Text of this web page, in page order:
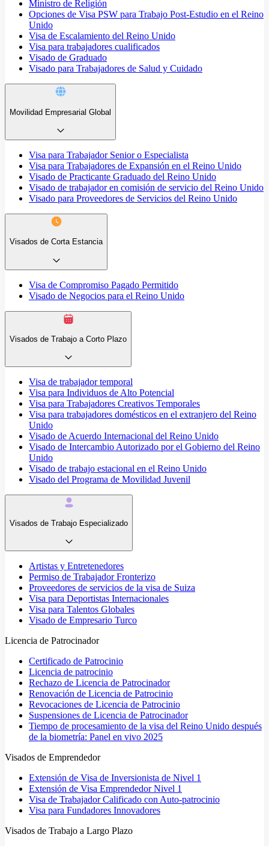
Ministro de Religión
Opciones de Visa PSW para Trabajo Post-Estudio en el Reino
Unido
Visa de Escalamiento del Reino Unido
Visa para trabajadores cualificados
Visado de Graduado
Visado para Trabajadores de Salud y Cuidado
Movilidad Empresarial Global
Visa para Trabajador Senior o Especialista
Visa para Trabajadores de Expansión en el Reino Unido
Visado de Practicante Graduado del Reino Unido
Visado de trabajador en comisión de servicio del Reino Unido
Visado para Proveedores de Servicios del Reino Unido
Visados de Corta Estancia
Visa de Compromiso Pagado Permitido
Visado de Negocios para el Reino Unido
Visados de Trabajo a Corto Plazo
Visa de trabajador temporal
Visa para Individuos de Alto Potencial
Visa para Trabajadores Creativos Temporales
Visa para trabajadores domésticos en el extranjero del Reino
Unido
Visado de Acuerdo Internacional del Reino Unido
Visado de Intercambio Autorizado por el Gobierno del Reino
Unido
Visado de trabajo estacional en el Reino Unido
Visado del Programa de Movilidad Juvenil
Visados de Trabajo Especializado
Artistas y Entretenedores
Permiso de Trabajador Fronterizo
Proveedores de servicios de la visa de Suiza
Visa para Deportistas Internacionales
Visa para Talentos Globales
Visado de Empresario Turco
Licencia de Patrocinador
Certificado de Patrocinio
Licencia de patrocinio
Rechazo de Licencia de Patrocinador
Renovación de Licencia de Patrocinio
Revocaciones de Licencia de Patrocinio
Suspensiones de Licencia de Patrocinador
Tiempo de procesamiento de la visa del Reino Unido después
de la biometría: Panel en vivo 2025
Visados de Emprendedor
Extensión de Visa de Inversionista de Nivel 1
Extensión de Visa Emprendedor Nivel 1
Visa de Trabajador Calificado con Auto-patrocinio
Visa para Fundadores Innovadores
Visados de Trabajo a Largo Plazo